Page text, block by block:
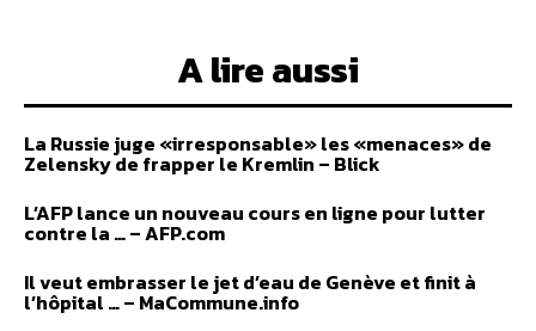
A lire aussi
La Russie juge «irresponsable» les «menaces» de
Zelensky de frapper le Kremlin – Blick
L’AFP lance un nouveau cours en ligne pour lutter
contre la … – AFP.com
Il veut embrasser le jet d’eau de Genève et finit à
l’hôpital … – MaCommune.info